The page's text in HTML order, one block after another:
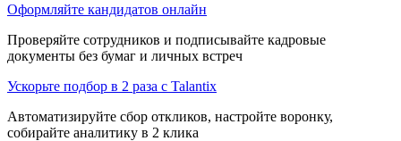
Оформляйте кандидатов онлайн
Проверяйте сотрудников и подписывайте кадровые
документы без бумаг и личных встреч
Ускорьте подбор в 2 раза с Talantix
Автоматизируйте сбор откликов, настройте воронку,
собирайте аналитику в 2 клика